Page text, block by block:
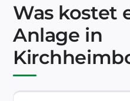
Was kostet
Anlage in